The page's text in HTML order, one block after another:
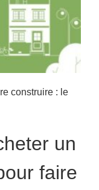
construire : le
un
faire